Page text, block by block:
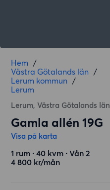
Hem /
Västra Götalands län /
Lerum kommun /
Lerum
Lerum, Västra Götalands län
Gamla allén 19G
Visa på karta
1 rum ∙ 40 kvm ∙ Vån 2
4 800 kr/mån